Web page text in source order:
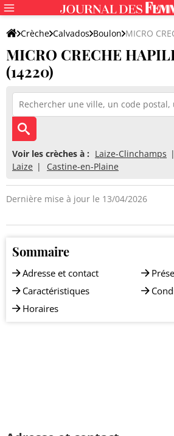
Crèche Calvados Boulon MICRO
MICRO CRECHE
(14220)
Voir les crèches à : Laize-Clinchamps
Laize
Castine-en-Plaine
Dernière mise à jour le 13/04/2026
Sommaire
Adresse et contact
Caractéristiques
Horaires